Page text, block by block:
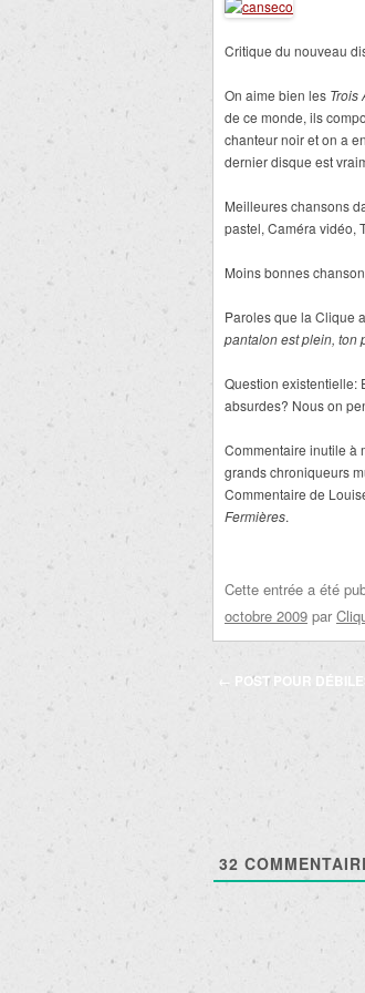
Critique du nouveau
On aime bien les Trois
de ce monde, ils
chanteur noir et on a
dernier disque est
Meilleures chansons
pastel, Caméra vidéo,
Moins bonnes
Paroles que la Clique
pantalon est plein, ton
Question existentielle:
absurdes? Nous on
Commentaire inutile à
grands chroniqueurs
Commentaire de
Fermières.
Cette entrée a été
octobre 2009 par
Navigation
← POST POUR
32